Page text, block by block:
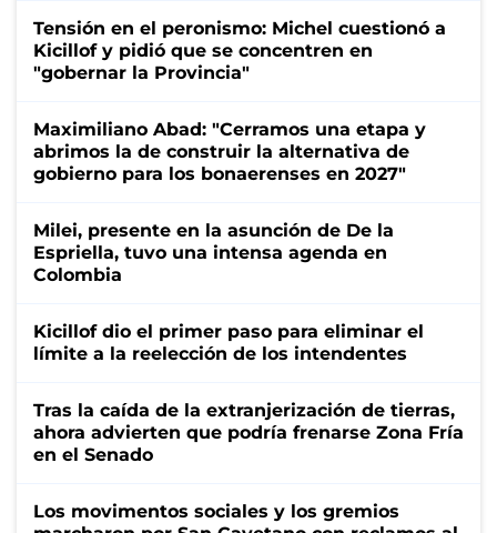
Tensión en el peronismo: Michel cuestionó a
Kicillof y pidió que se concentren en
"gobernar la Provincia"
Maximiliano Abad: "Cerramos una etapa y
abrimos la de construir la alternativa de
gobierno para los bonaerenses en 2027"
Milei, presente en la asunción de De la
Espriella, tuvo una intensa agenda en
Colombia
Kicillof dio el primer paso para eliminar el
límite a la reelección de los intendentes
Tras la caída de la extranjerización de tierras,
ahora advierten que podría frenarse Zona Fría
en el Senado
Los movimentos sociales y los gremios